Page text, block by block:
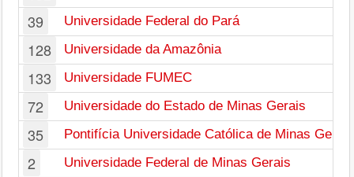
39 Universidade Federal do Pará
128 Universidade da Amazônia
133 Universidade FUMEC
72 Universidade do Estado de Minas Gerais
35 Pontifícia Universidade Católica de Minas Gerais
2 Universidade Federal de Minas Gerais